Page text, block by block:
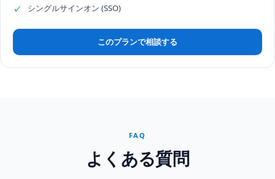
✓
シングルサインオン (SSO)
このプランで相談する
FAQ
よくある質問